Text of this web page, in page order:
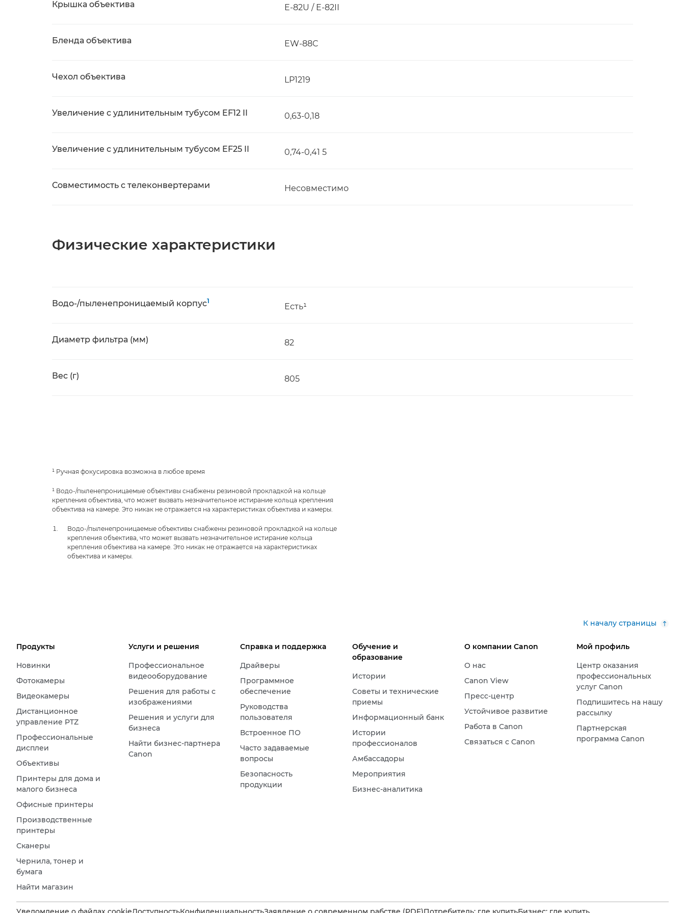
Крышка объектива E-82U / E-82II
Бленда объектива EW-88C
Чехол объектива LP1219
Увеличение с удлинительным тубусом EF12 II 0,63-0,18
Увеличение с удлинительным тубусом EF25 II 0,74-0,41 5
Совместимость с телеконвертерами Несовместимо
Физические характеристики
Водо-/пыленепроницаемый корпус1
Есть¹
Диаметр фильтра (мм) 82
Вес (г) 805
¹ Ручная фокусировка возможна в любое время
¹ Водо-/пыленепроницаемые объективы снабжены резиновой прокладкой на кольце
крепления объектива, что может вызвать незначительное истирание кольца крепления
объектива на камере. Это никак не отражается на характеристиках объектива и камеры.
Водо-/пыленепроницаемые объективы снабжены резиновой прокладкой на кольце
крепления объектива, что может вызвать незначительное истирание кольца
крепления объектива на камере. Это никак не отражается на характеристиках
объектива и камеры.
К началу страницы
Продукты
Новинки
Фотокамеры
Видеокамеры
Дистанционное
управление PTZ
Профессиональные
дисплеи
Объективы
Принтеры для дома и
малого бизнеса
Офисные принтеры
Производственные
принтеры
Сканеры
Чернила, тонер и
бумага
Найти магазин
Услуги и решения
Профессиональное
видеооборудование
Решения для работы с
изображениями
Решения и услуги для
бизнеса
Найти бизнес-партнера
Canon
Справка и поддержка
Драйверы
Программное
обеспечение
Руководства
пользователя
Встроенное ПО
Часто задаваемые
вопросы
Безопасность
продукции
Обучение и
образование
Истории
Советы и технические
приемы
Информационный банк
Истории
профессионалов
Амбассадоры
Мероприятия
Бизнес-аналитика
О компании Canon
О нас
Canon View
Пресс-центр
Устойчивое развитие
Работа в Canon
Связаться с Canon
Мой профиль
Центр оказания
профессиональных
услуг Canon
Подпишитесь на нашу
рассылку
Партнерская
программа Canon